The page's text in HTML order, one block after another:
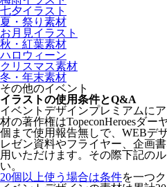
七夕イラスト
夏・祭り素材
お月見イラスト
秋・紅葉素材
ハロウィーン
クリスマス素材
冬・年末素材
その他のイベント
イラストの使用条件とQ&A
イベントデザインプレミアムに
材の著作権はTopeconHeroesダー
個まで使用報告無しで、WEBデ
レゼン資料やフライヤー、企画
用いただけます。その際下記の
い。
20個以上使う場合は条件を一つ